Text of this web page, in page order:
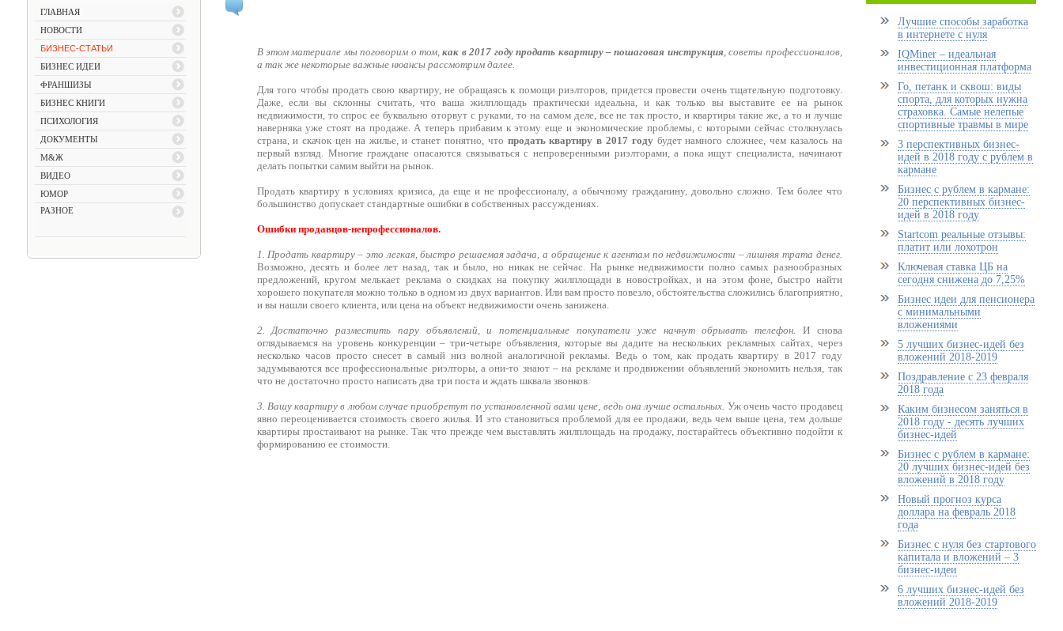
ГЛАВНАЯ
НОВОСТИ
БИЗНЕС-СТАТЬИ
БИЗНЕС ИДЕИ
ФРАНШИЗЫ
БИЗНЕС КНИГИ
ПСИХОЛОГИЯ
ДОКУМЕНТЫ
М&Ж
ВИДЕО
ЮМОР
РАЗНОЕ
В этом материале мы поговорим о том,как в 2017 году продать квартиру – пошаговая инструкция, советы профессионалов,
а так же некоторые важные нюансы рассмотрим далее.
Для того чтобы продать свою квартиру, не обращаясь к помощи риэлторов, придется провести очень тщательную подготовку.
Даже, если вы склонны считать, что ваша жилплощадь практически идеальна, и как только вы выставите ее на рынок
недвижимости, то спрос ее буквально оторвут с руками, то на самом деле, все не так просто, и квартиры такие же, а то и лучше
наверняка уже стоят на продаже. А теперь прибавим к этому еще и экономические проблемы, с которыми сейчас столкнулась
страна, и скачок цен на жилье, и станет понятно, что продать квартиру в 2017 годубудет намного сложнее, чем казалось на
первый взгляд. Многие граждане опасаются связываться с непроверенными риэлторами, а пока ищут специалиста, начинают
делать попытки самим выйти на рынок.
Продать квартиру в условиях кризиса, да еще и не профессионалу, а обычному гражданину, довольно сложно. Тем более что
большинство допускает стандартные ошибки в собственных рассуждениях.
Ошибки продавцов-непрофессионалов.
1. Продать квартиру – это легкая, быстро решаемая задача, а обращение к агентам по недвижимости – лишняя трата денег.
Возможно, десять и более лет назад, так и было, но никак не сейчас. На рынке недвижимости полно самых разнообразных
предложений, кругом мелькает реклама о скидках на покупку жилплощади в новостройках, и на этом фоне, быстро найти
хорошего покупателя можно только в одном из двух вариантов. Или вам просто повезло, обстоятельства сложились благоприятно,
и вы нашли своего клиента, или цена на объект недвижимости очень занижена.
2. Достаточно разместить пару объявлений, и потенциальные покупатели уже начнут обрывать телефон. И снова
оглядываемся на уровень конкуренции – три-четыре объявления, которые вы дадите на нескольких рекламных сайтах, через
несколько часов просто снесет в самый низ волной аналогичной рекламы. Ведь о том, как продать квартиру в 2017 году
задумываются все профессиональные риэлторы, а они-то знают – на рекламе и продвижении объявлений экономить нельзя, так
что не достаточно просто написать два три поста и ждать шквала звонков.
3. Вашу квартиру в любом случае приобретут по установленной вами цене, ведь она лучше остальных. Уж очень часто продавец
явно переоценивается стоимость своего жилья. И это становиться проблемой для ее продажи, ведь чем выше цена, тем дольше
квартиры простаивают на рынке. Так что прежде чем выставлять жилплощадь на продажу, постарайтесь объективно подойти к
формированию ее стоимости.
Лучшие способы заработка
в интернете с нуля
IQMiner – идеальная
инвестиционная платформа
Го, петанк и сквош: виды
спорта, для которых нужна
страховка. Самые нелепые
спортивные травмы в мире
3 перспективных бизнес-
идей в 2018 году с рублем в
кармане
Бизнес с рублем в кармане:
20 перспективных бизнес-
идей в 2018 году
Startcom реальные отзывы:
платит или лохотрон
Ключевая ставка ЦБ на
сегодня снижена до 7,25%
Бизнес идеи для пенсионера
с минимальными
вложениями
5 лучших бизнес-идей без
вложений 2018-2019
Поздравление с 23 февраля
2018 года
Каким бизнесом заняться в
2018 году - десять лучших
бизнес-идей
Бизнес с рублем в кармане:
20 лучших бизнес-идей без
вложений в 2018 году
Новый прогноз курса
доллара на февраль 2018
года
Бизнес с нуля без стартового
капитала и вложений – 3
бизнес-идеи
6 лучших бизнес-идей без
вложений 2018-2019